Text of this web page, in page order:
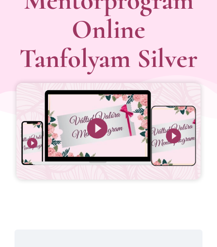
Online
Tanfolyam Silver